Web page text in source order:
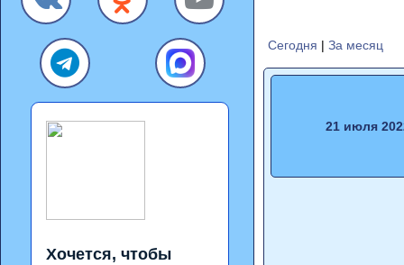
Хочется, чтобы
Сегодня | За месяц
21 июля